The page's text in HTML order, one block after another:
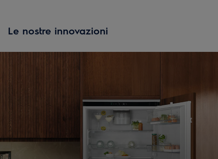
Le nostre innovazioni